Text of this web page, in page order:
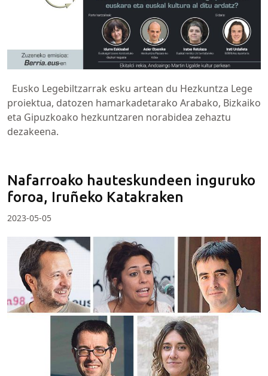
Eusko Legebiltzarrak esku artean du Hezkuntza Lege
proiektua, datozen hamarkadetarako Arabako, Bizkaiko
eta Gipuzkoako hezkuntzaren norabidea zehaztu
dezakeena.
Nafarroako hauteskundeen inguruko
foroa, Iruñeko Katakraken
2023-05-05